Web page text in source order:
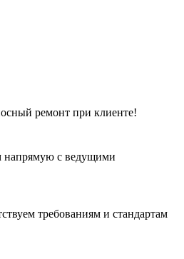
ремонт при клиенте!
напрямую с ведущими
требованиям и стандартам